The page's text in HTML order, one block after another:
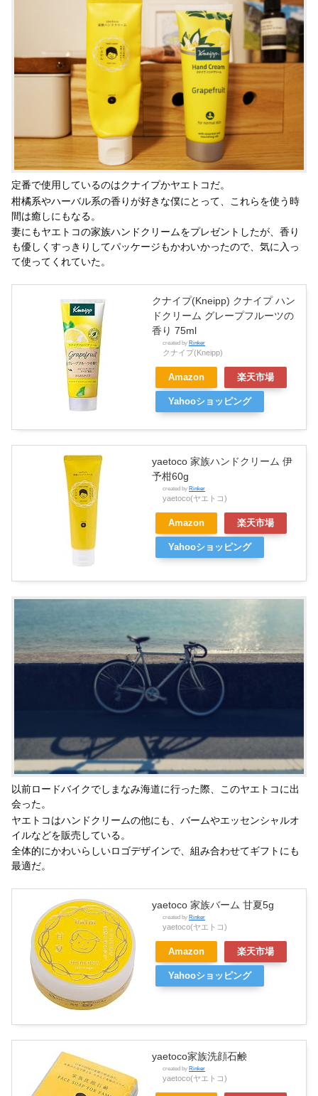
定番で使用しているのはクナイプかヤエトコだ。
柑橘系やハーバル系の香りが好きな僕にとって、これらを使う時
間は癒しにもなる。
妻にもヤエトコの家族ハンドクリームをプレゼントしたが、香り
も優しくすっきりしてパッケージもかわいかったので、気に入っ
て使ってくれていた。
クナイプ(Kneipp) クナイプ ハン
ドクリーム グレープフルーツの
香り 75ml
created by Rinker
クナイプ(Kneipp)
Amazon 楽天市場
Yahooショッピング
yaetoco 家族ハンドクリーム 伊
予柑60g
created by Rinker
yaetoco(ヤエトコ)
Amazon 楽天市場
Yahooショッピング
以前ロードバイクでしまなみ海道に行った際、このヤエトコに出
会った。
ヤエトコはハンドクリームの他にも、バームやエッセンシャルオ
イルなどを販売している。
全体的にかわいらしいロゴデザインで、組み合わせてギフトにも
最適だ。
yaetoco 家族バーム 甘夏5g
created by Rinker
yaetoco(ヤエトコ)
Amazon 楽天市場
Yahooショッピング
yaetoco家族洗顔石鹸
created by Rinker
yaetoco(ヤエトコ)